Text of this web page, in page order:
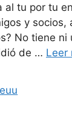
al tu por tu
y socios,
No tiene ni
de … Leer